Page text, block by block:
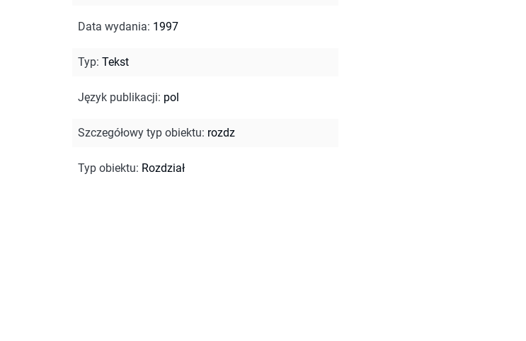
Data wydania: 1997
Typ: Tekst
Język publikacji: pol
Szczegółowy typ obiektu: rozdz
Typ obiektu: Rozdział